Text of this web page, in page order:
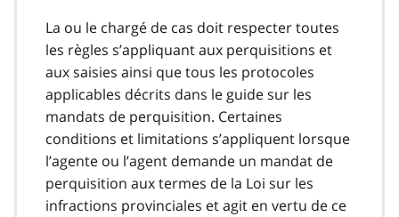
La ou le chargé de cas doit respecter toutes
les règles s’appliquant aux perquisitions et
aux saisies ainsi que tous les protocoles
applicables décrits dans le guide sur les
mandats de perquisition. Certaines
conditions et limitations s’appliquent lorsque
l’agente ou l’agent demande un mandat de
perquisition aux termes de la Loi sur les
infractions provinciales et agit en vertu de ce